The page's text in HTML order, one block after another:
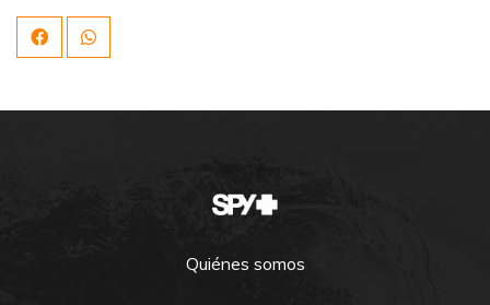
Quiénes somos